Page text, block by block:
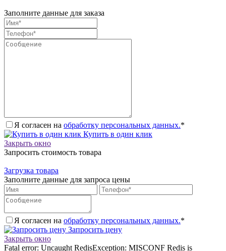
Заполните данные для заказа
Я согласен на обработку персональных данных.*
Купить в один клик
Закрыть окно
Запросить стоимость товара
Загрузка товара
Заполните данные для запроса цены
Я согласен на обработку персональных данных.*
Запросить цену
Закрыть окно
Fatal error: Uncaught RedisException: MISCONF Redis is